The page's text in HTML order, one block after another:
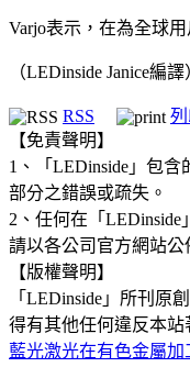
Varjo表示，在為全球
（LEDinside Janice編譯
RSS
【免責聲明】
1、「LEDinside」包
部分之錯誤或疏失。
2、任何在「
請以各公司官方網站公
【版權聲明】
「LEDinside」所刊
得有其他任何違反本站
藍光激光在有色金屬